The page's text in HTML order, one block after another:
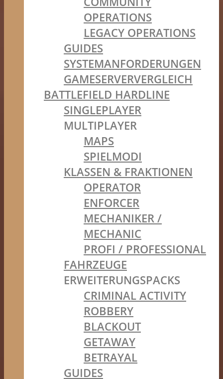
OPERATIONS
LEGACY OPERATIONS
GUIDES
SYSTEMANFORDERUNGEN
GAMESERVERVERGLEICH
BATTLEFIELD HARDLINE
SINGLEPLAYER
MULTIPLAYER
MAPS
SPIELMODI
KLASSEN & FRAKTIONEN
OPERATOR
ENFORCER
MECHANIKER /
MECHANIC
PROFI / PROFESSIONAL
FAHRZEUGE
ERWEITERUNGSPACKS
CRIMINAL ACTIVITY
ROBBERY
BLACKOUT
GETAWAY
BETRAYAL
GUIDES